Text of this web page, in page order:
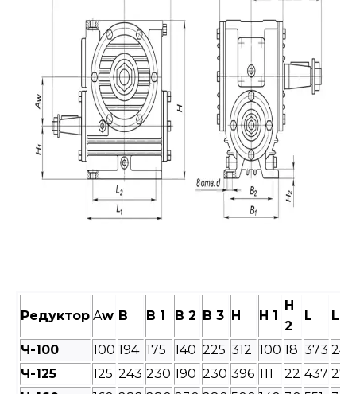
Редуктор Aw B B 1 B 2 B 3 H H 1
H
2
L L 1
Ч-100 100 194 175 140 225 312 100 18 373 240
Ч-125
125 243 230 190 230 396 111 22 437 275